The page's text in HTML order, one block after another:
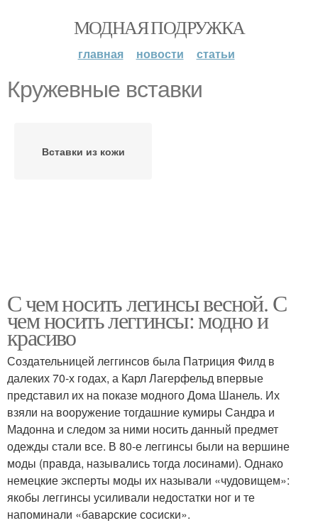
МОДНАЯ ПОДРУЖКА
главная новости статьи
Кружевные вставки
Вставки из кожи
С чем носить легинсы весной. С
чем носить леггинсы: модно и
красиво
Создательницей леггинсов была Патриция Филд в
далеких 70-х годах, а Карл Лагерфельд впервые
представил их на показе модного Дома Шанель. Их
взяли на вооружение тогдашние кумиры Сандра и
Мадонна и следом за ними носить данный предмет
одежды стали все. В 80-е леггинсы были на вершине
моды (правда, назывались тогда лосинами). Однако
немецкие эксперты моды их называли «чудовищем»:
якобы леггинсы усиливали недостатки ног и те
напоминали «баварские сосиски».